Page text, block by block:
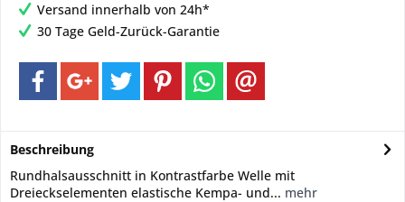
Versand innerhalb von 24h*
30 Tage Geld-Zurück-Garantie
Beschreibung
Rundhalsausschnitt in Kontrastfarbe Welle mit
Dreieckselementen elastische Kempa- und... mehr